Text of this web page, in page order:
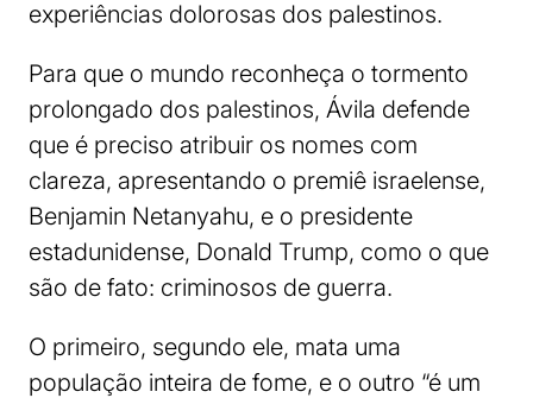
experiências dolorosas dos palestinos.
Para que o mundo reconheça o tormento
prolongado dos palestinos, Ávila defende
que é preciso atribuir os nomes com
clareza, apresentando o premiê israelense,
Benjamin Netanyahu, e o presidente
estadunidense, Donald Trump, como o que
são de fato: criminosos de guerra.
O primeiro, segundo ele, mata uma
população inteira de fome, e o outro “é um